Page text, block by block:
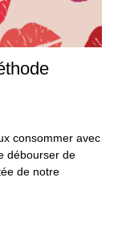
consommer avec
débourser de
de notre